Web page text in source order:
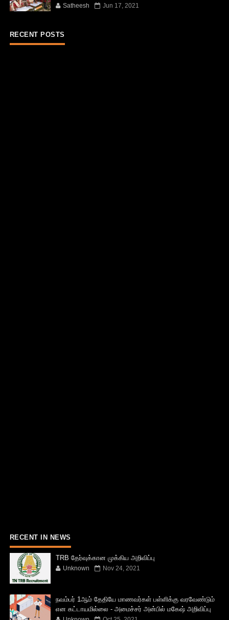
Satheesh Jun 17, 2021
RECENT POSTS
RECENT IN NEWS
TRB தேர்வுக்கான முக்கிய அறிவிப்பு
Unknown Nov 24, 2021
நவம்பர் 1ஆம் தேதியே மாணவர்கள் பள்ளிக்கு வரவேண்டும்
என கட்டாயமில்லை - அமைச்சர் அன்பில் மகேஷ் அறிவிப்பு